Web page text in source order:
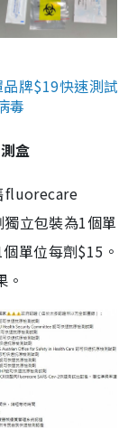
牌$19快速測試
毒
盒
fluorecare
立包裝為1個單
單位每劑$15。